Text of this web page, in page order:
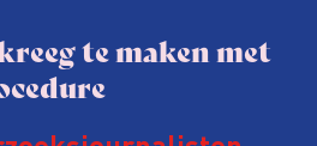
te maken met